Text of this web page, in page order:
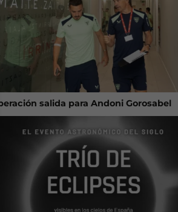
salida para Andoni Gorosabel